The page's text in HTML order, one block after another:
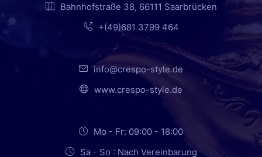
Bahnhofstraße 38, 66111 Saarbrücken
+(49)681 3799 464
info@crespo-style.de
www.crespo-style.de
Mo - Fr: 09:00 - 18:00
Sa - So : Nach Vereinbarung